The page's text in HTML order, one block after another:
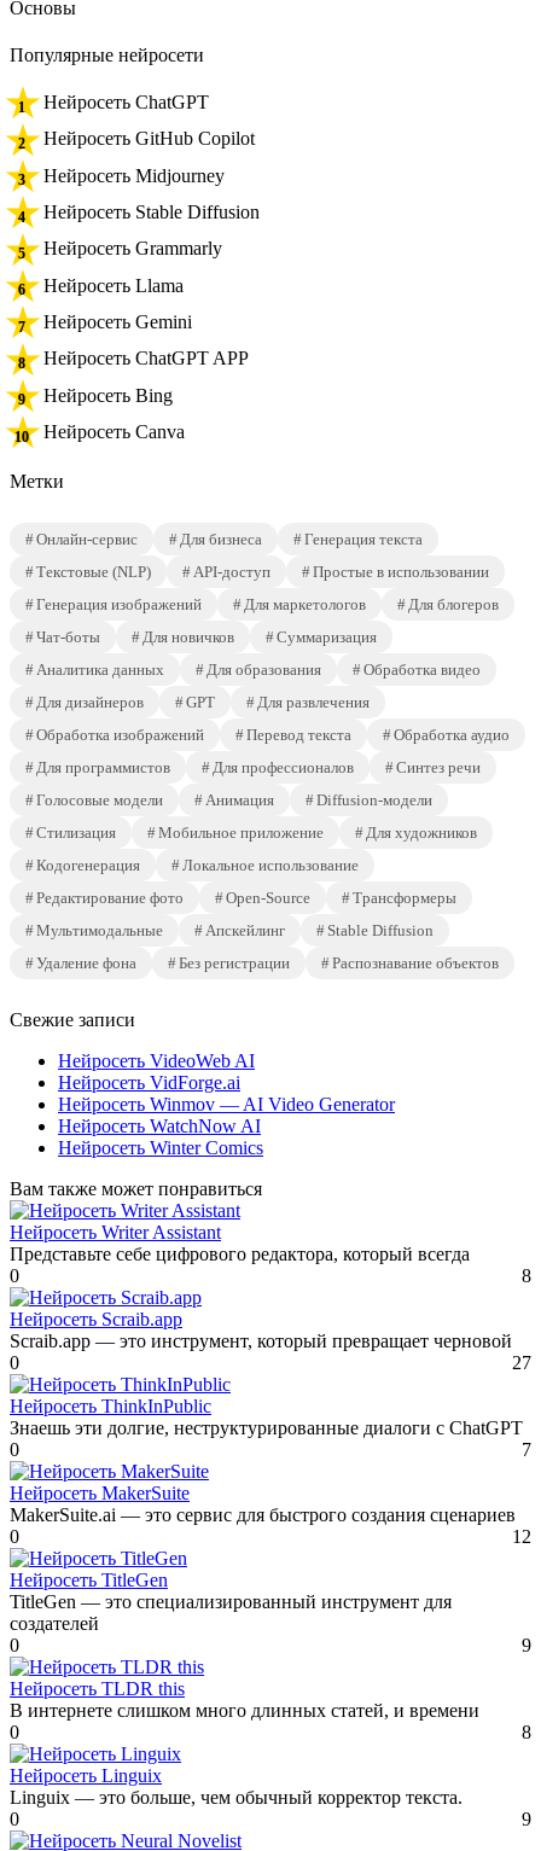
Основы
Популярные нейросети
Нейросеть ChatGPT
Нейросеть GitHub Copilot
Нейросеть Midjourney
Нейросеть Stable Diffusion
Нейросеть Grammarly
Нейросеть Llama
Нейросеть Gemini
Нейросеть ChatGPT APP
Нейросеть Bing
Нейросеть Canva
Метки
Онлайн-сервис Для бизнеса
Генерация текста
Текстовые (NLP)
API-доступ
Простые в использовании
Генерация изображений
Для маркетологов
Для блогеров
Чат-боты
Для новичков
Суммаризация
Аналитика данных
Для образования
Обработка видео
Для дизайнеров
GPT
Для развлечения
Обработка изображений
Перевод текста
Обработка аудио
Для программистов
Для профессионалов
Синтез речи
Голосовые модели
Анимация
Diffusion-модели
Стилизация
Мобильное приложение
Для художников
Кодогенерация
Локальное использование
Редактирование фото
Open-Source
Трансформеры
Мультимодальные
Апскейлинг
Stable Diffusion
Удаление фона
Без регистрации Распознавание объектов
Свежие записи
Нейросеть VideoWeb AI
Нейросеть VidForge.ai
Нейросеть Winmov — AI Video Generator
Нейросеть WatchNow AI
Нейросеть Winter Comics
Вам также может понравиться
Нейросеть Writer Assistant
Представьте себе цифрового редактора, который всегда
0
8
Нейросеть Scraib.app
Scraib.app — это инструмент, который превращает черновой
0
27
Нейросеть ThinkInPublic
Знаешь эти долгие, неструктурированные диалоги с ChatGPT
0
7
Нейросеть MakerSuite
MakerSuite.ai — это сервис для быстрого создания сценариев
0
12
Нейросеть TitleGen
TitleGen — это специализированный инструмент для
создателей
0
9
Нейросеть TLDR this
В интернете слишком много длинных статей, и времени
0
8
Нейросеть Linguix
Linguix — это больше, чем обычный корректор текста.
0
9